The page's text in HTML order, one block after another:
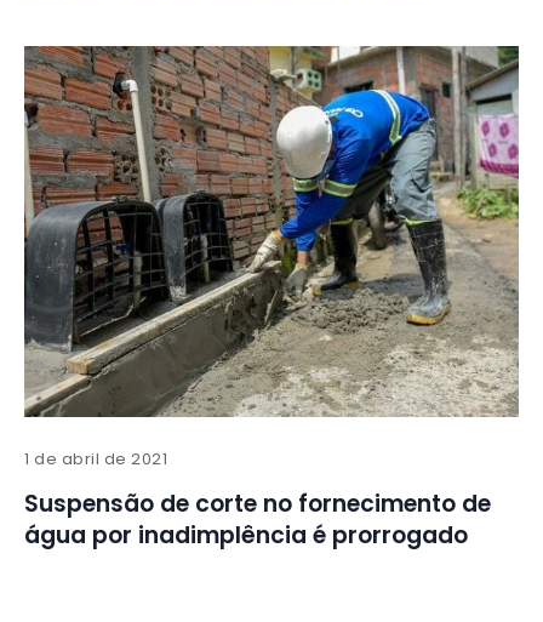
1 de abril de 2021
Suspensão de corte no fornecimento de
água por inadimplência é prorrogado